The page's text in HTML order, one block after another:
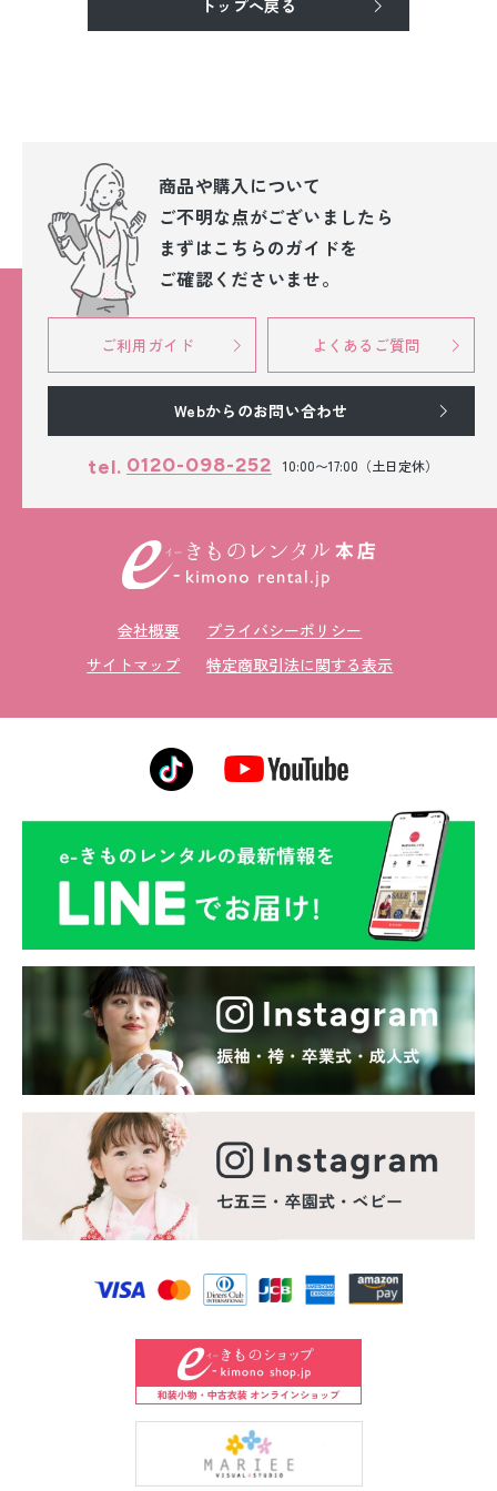
訪問着・付下げレンタル
ベビー着物レンタル
ジュニア着物レンタル
ジュニア洋装レンタル
ベビー洋装レンタル
男性礼装レンタル
色打掛&紋付袴レンタル
小物販売品
トップへ戻る
商品や購入について
ご不明な点がございましたら
まずはこちらのガイドを
ご確認くださいませ。
ご利用ガイド よくあるご質問
Webからのお問い合わせ
tel. 0120-098-252 10:00〜17:00（土日定休）
会社概要
プライバシーポリシー
サイトマップ
特定商取引法に関する表示